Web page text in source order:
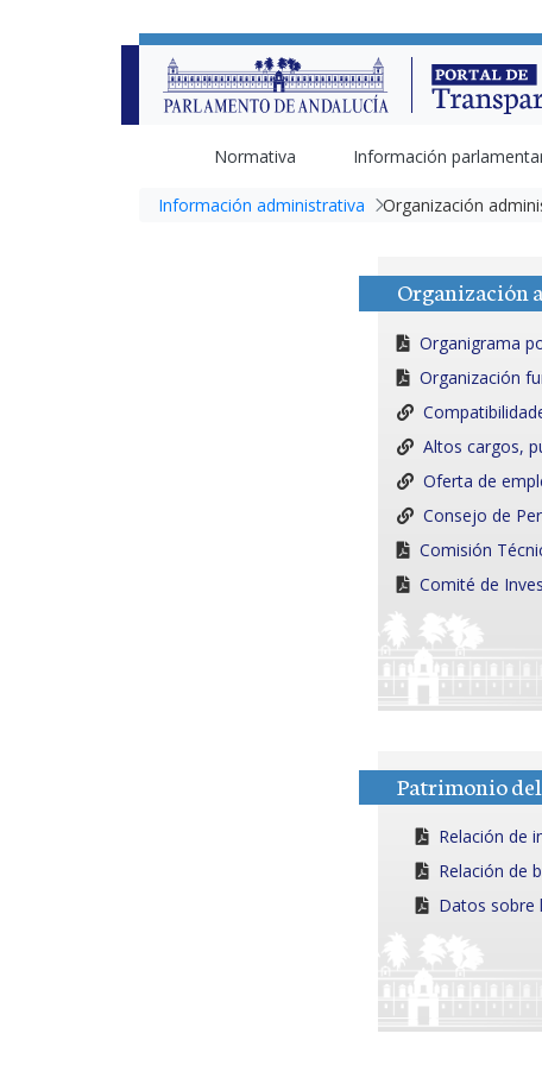
Normativa Información
Información administrativa Organización
Organización
Organigrama
Organización
Altos cargos,
Oferta de
Consejo de
Comisión
Comité de
Patrimonio
Relación de
Relación de
Datos sobre